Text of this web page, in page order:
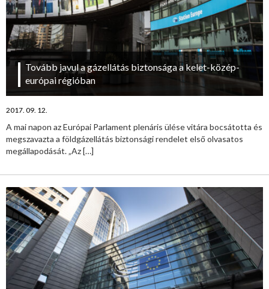
Tovább javul a gázellátás biztonsága a kelet-közép-
európai régióban
2017. 09. 12.
A mai napon az Európai Parlament plenáris ülése vitára bocsátotta és
megszavazta a földgázellátás biztonsági rendelet első olvasatos
megállapodását. „Az[…]